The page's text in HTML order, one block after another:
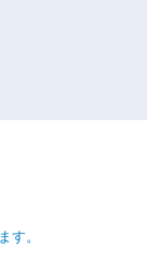
す。